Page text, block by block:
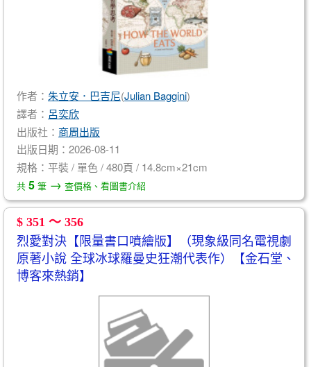
作者： 朱立安．巴吉尼(Julian Baggini)
譯者： 呂奕欣
出版社： 商周出版
出版日期：2026-08-11
規格：平裝 / 單色 / 480頁 / 14.8cm×21cm
共 5 筆 → 查價格、看圖書介紹
$ 351 ～ 356
烈愛對決【限量書口噴繪版】（現象級同名電視劇
原著小說 全球冰球羅曼史狂潮代表作）【金石堂、
博客來熱銷】